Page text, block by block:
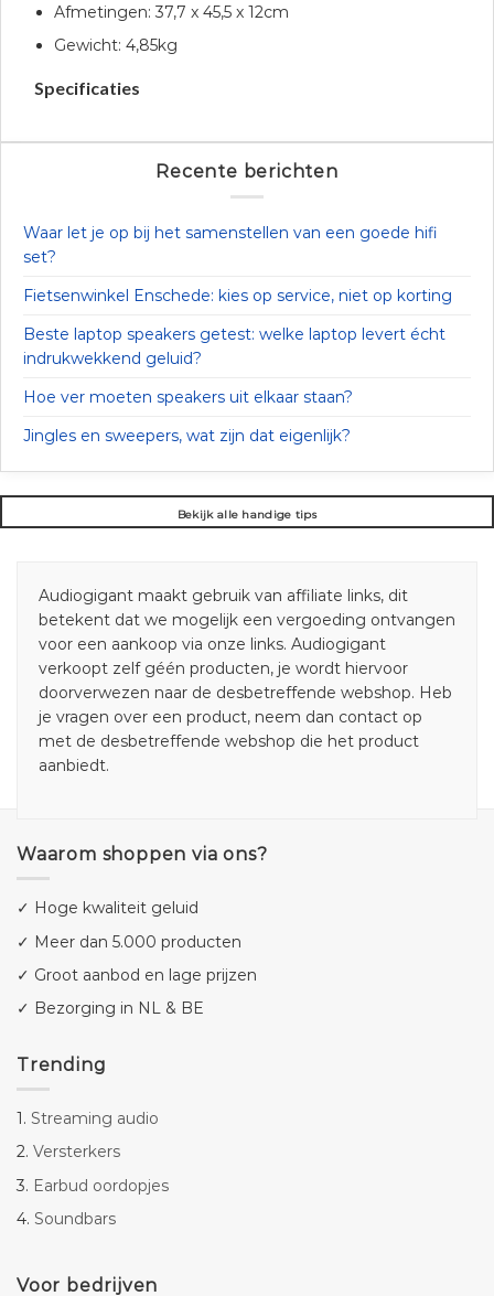
Afmetingen: 37,7 x 45,5 x 12cm
Gewicht: 4,85kg
Specificaties
Recente berichten
Waar let je op bij het samenstellen van een goede hifi
set?
Fietsenwinkel Enschede: kies op service, niet op korting
Beste laptop speakers getest: welke laptop levert écht
indrukwekkend geluid?
Hoe ver moeten speakers uit elkaar staan?
Jingles en sweepers, wat zijn dat eigenlijk?
Bekijk alle handige tips
Audiogigant maakt gebruik van affiliate links, dit
betekent dat we mogelijk een vergoeding ontvangen
voor een aankoop via onze links. Audiogigant
verkoopt zelf géén producten, je wordt hiervoor
doorverwezen naar de desbetreffende webshop. Heb
je vragen over een product, neem dan contact op
met de desbetreffende webshop die het product
aanbiedt.
Waarom shoppen via ons?
✓ Hoge kwaliteit geluid
✓ Meer dan 5.000 producten
✓ Groot aanbod en lage prijzen
✓ Bezorging in NL & BE
Trending
1. Streaming audio
2. Versterkers
3. Earbud oordopjes
4. Soundbars
Voor bedrijven